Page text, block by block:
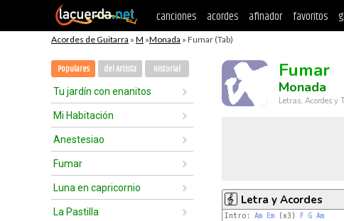
canciones acordes afinador favoritos
Acordes de Guitarra » M »Monada » Fumar (Tab)
Populares del Artista Historial
Tu jardín con enanitos
Mi Habitación
Anestesiao
Fumar
Luna en capricornio
La Pastilla
Fumar
Monada
Letras, Acordes
Letra y Acordes
Intro: Am Em (x3) F G Am